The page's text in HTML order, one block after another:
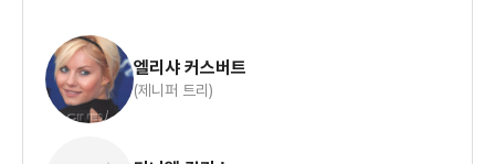
엘리샤 커스버트
(제니퍼 트리)